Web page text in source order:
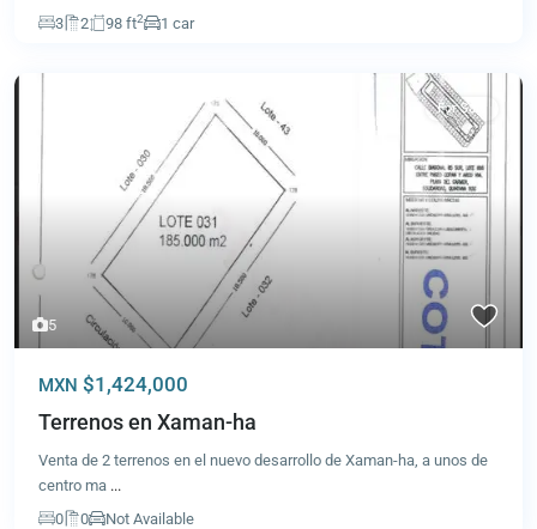
3
2 98 ft2 1 car
5
For Sale
MXN $1,424,000
Terrenos en Xaman-ha
Venta de 2 terrenos en el nuevo desarrollo de Xaman-ha, a unos de
centro ma ...
0
0 Not Available